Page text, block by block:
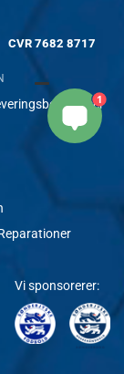
CVR 7682 8717
Vi sponsorerer:
1